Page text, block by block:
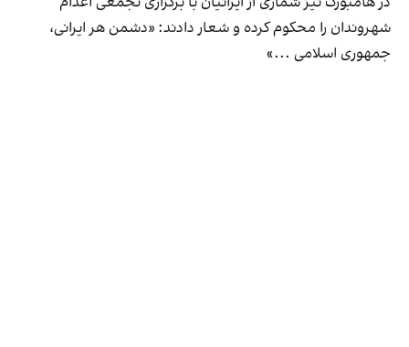
شهروندان را محکوم کرده و شعار دادند: «دشمن هر ایرانی،
جمهوری اسلامی ...»